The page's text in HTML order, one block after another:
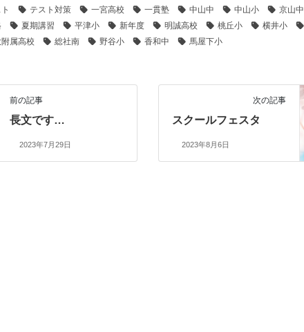
テスト対策 一宮高校 一貫塾 中山中 中山小 京山中
夏期講習 平津小 新年度 明誠高校 桃丘小 横井小
属高校
総社南 野谷小 香和中 馬屋下小
前の記事
長文です…
2023年7月29日
次の記事
スクールフェスタ
2023年8月6日